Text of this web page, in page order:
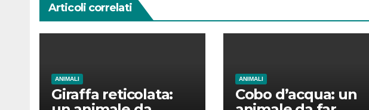
Articoli correlati
ANIMALI
Giraffa reticolata:
ANIMALI
Cobo d’acqua: un